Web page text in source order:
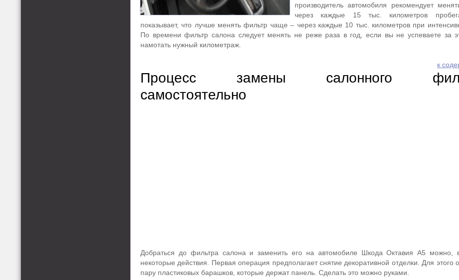
производитель автомобиля рекомендует
через каждые 15 тыс. километров
показывает, что лучше менять фильтр чаще – через каждые 10 тыс. километров при
По времени фильтр салона следует менять не реже раза в год, если вы не успеваете за
намотать нужный километраж.
к
Процесс замены салонного
самостоятельно
Добраться до фильтра салона и заменить его на автомобиле Шкода Октавия А5 можно,
некоторые действия. Первая операция предполагает снятие декоративной отделки. Для этого
пару пластиковых барашков, которые держат панель. Сделать это можно руками.